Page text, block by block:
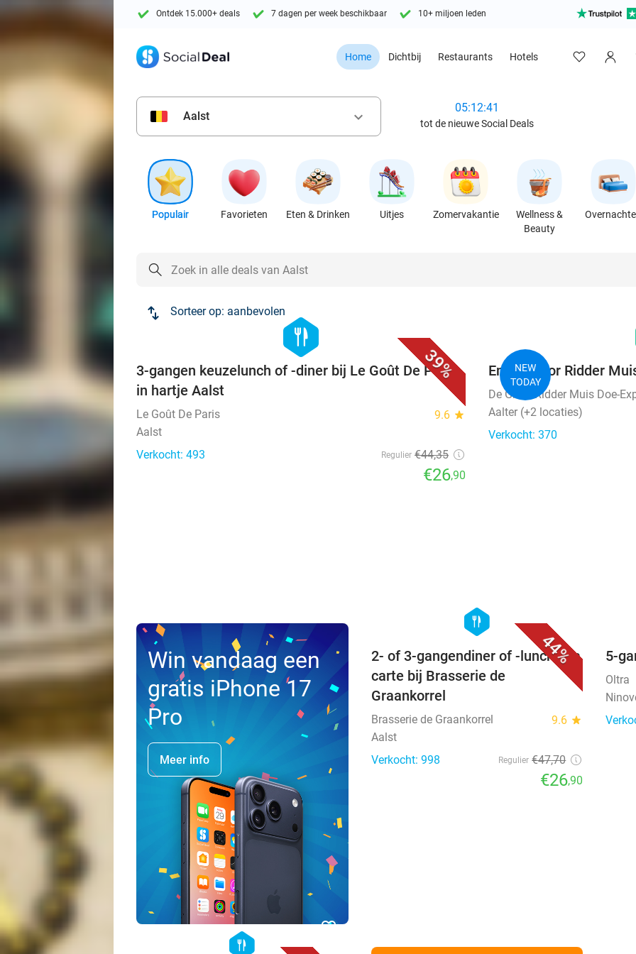
Ontdek 15.000+ deals 7 dagen per week beschikbaar 10+ miljoen leden
Home Dichtbij Restaurants Hotels
Aalst keyboard_arrow_down
05:12:39
tot de nieuwe Social Deals
Populair Favorieten Eten & Drinken Uitjes Zomervakantie
Wellness &
Beauty
Sorteer op: aanbevolen
39%
hexagon
food
3-gangen keuzelunch of -diner bij Le Goût De Paris
in hartje Aalst
Le Goût De Paris 9.6 star
Aalst
Verkocht: 493
Regulier €44,35
€26,90
NEW
TODAY
Entree voor Ridder
De Grote Ridder Muis Doe-
Aalter (+2 locaties)
Verkocht: 370
Win vandaag een
gratis iPhone 17
Pro
Meer info
44%
hexagon
food
2- of 3-gangendiner of -lunch à la
carte bij Brasserie de
Graankorrel
Brasserie de Graankorrel 9.6 star
Aalst
Verkocht: 998
Regulier €47,70
€26,90
5-
Oltra
favorite_border
hexagon
food